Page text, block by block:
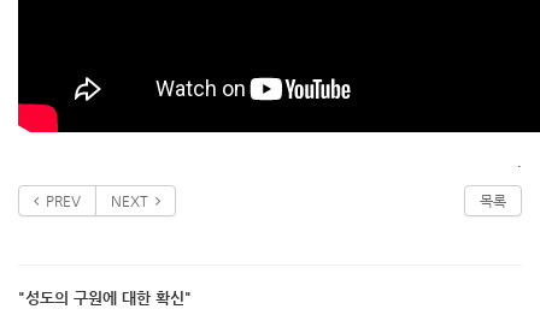
.
PREV NEXT 목록
"성도의 구원에 대한 확신"